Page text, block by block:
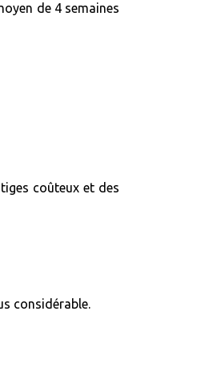
de 4 semaines
coûteux et des
considérable.